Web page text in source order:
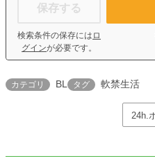
保存する
検索条件の保存には ロ
グインが必要です。
カテゴリ BL タグ 軟禁生活